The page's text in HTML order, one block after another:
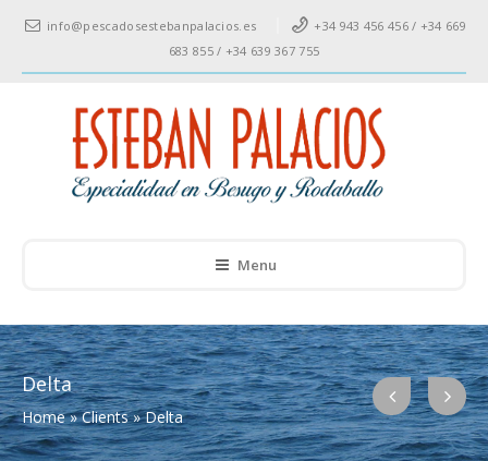
info@pescadosestebanpalacios.es
+34 943 456 456 / +34 669
683 855 / +34 639 367 755
Menu
Delta
Home »Clients»Delta